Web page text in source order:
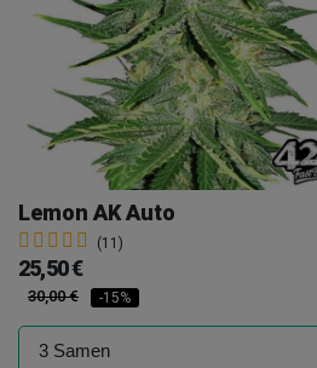
Lemon AK Auto
(11)
25,50 €
30,00 € -15%